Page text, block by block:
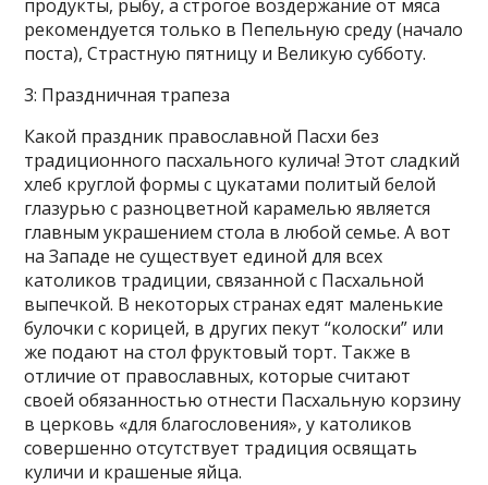
продукты, рыбу, а строгое воздержание от мяса
рекомендуется только в Пепельную среду (начало
поста), Страстную пятницу и Великую субботу.
3: Праздничная трапеза
Какой праздник православной Пасхи без
традиционного пасхального кулича! Этот сладкий
хлеб круглой формы с цукатами политый белой
глазурью с разноцветной карамелью является
главным украшением стола в любой семье. А вот
на Западе не существует единой для всех
католиков традиции, связанной с Пасхальной
выпечкой. В некоторых странах едят маленькие
булочки с корицей, в других пекут “колоски” или
же подают на стол фруктовый торт. Также в
отличие от православных, которые считают
своей обязанностью отнести Пасхальную корзину
в церковь «для благословения», у католиков
совершенно отсутствует традиция освящать
куличи и крашеные яйца.